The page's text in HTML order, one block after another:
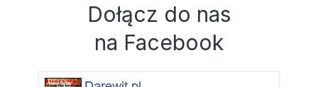
Dołącz do nas
na Facebook